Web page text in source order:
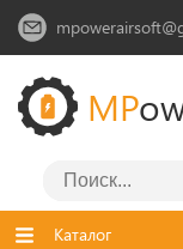
MP
Каталог